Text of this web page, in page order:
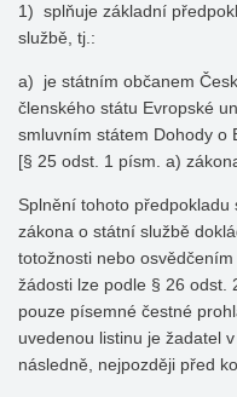
1) splňuje základní
službě, tj.:
a) je státním občanem
členského státu Evropské
smluvním státem Dohody o
[§ 25 odst. 1 písm. a)
Splnění tohoto
zákona o státní službě
totožnosti nebo
žádosti lze podle § 26 odst.
pouze písemné čestné
uvedenou listinu je žadatel
následně, nejpozději před